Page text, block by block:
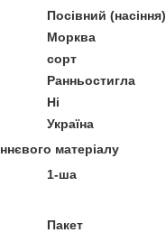
Посівний (насіння)
Морква
сорт
Ранньостигла
Ні
Україна
матеріалу
1-ша
Пакет